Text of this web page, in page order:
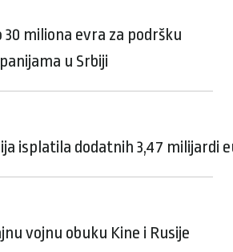
30 miliona evra za podršku
u Srbiji
isplatila dodatnih 3,47 milijardi
vojnu obuku Kine i Rusije